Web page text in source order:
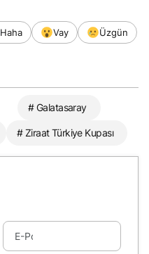
Haha Vay
Üzgün
# Galatasaray
# Ziraat Türkiye Kupası